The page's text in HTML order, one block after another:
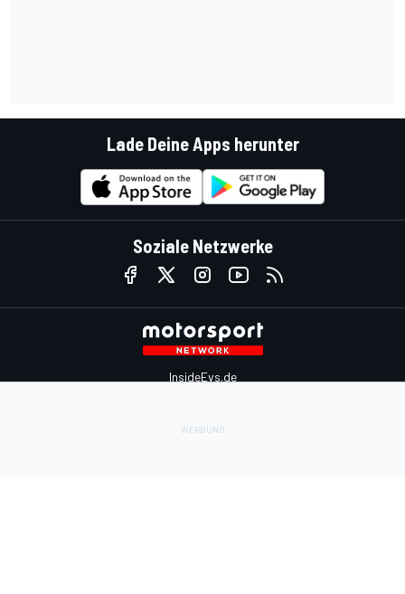
Lade Deine Apps herunter
Soziale Netzwerke
InsideEvs.de
Motorsportstats.com